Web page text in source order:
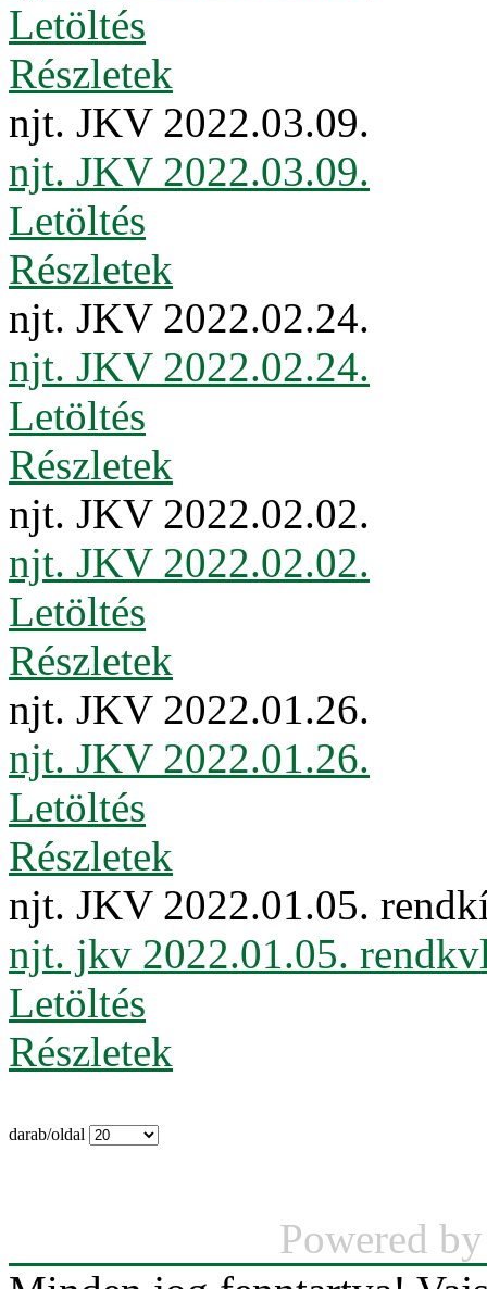
Letöltés
Részletek
njt. JKV 2022.03.09.
njt. JKV 2022.03.09.
Letöltés
Részletek
njt. JKV 2022.02.24.
njt. JKV 2022.02.24.
Letöltés
Részletek
njt. JKV 2022.02.02.
njt. JKV 2022.02.02.
Letöltés
Részletek
njt. JKV 2022.01.26.
njt. JKV 2022.01.26.
Letöltés
Részletek
njt. JKV 2022.01.05.
njt. jkv 2022.01.05.
Letöltés
Részletek
darab/oldal
Powered